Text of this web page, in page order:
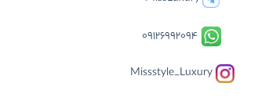
09126992094
Missstyle_Luxury